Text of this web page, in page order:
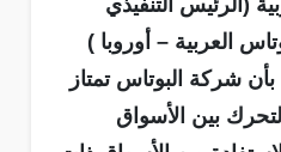
(الرئيس التنفيذي
العربية – أوروبا )
شركة البوتاس تمتاز
بين الأسواق